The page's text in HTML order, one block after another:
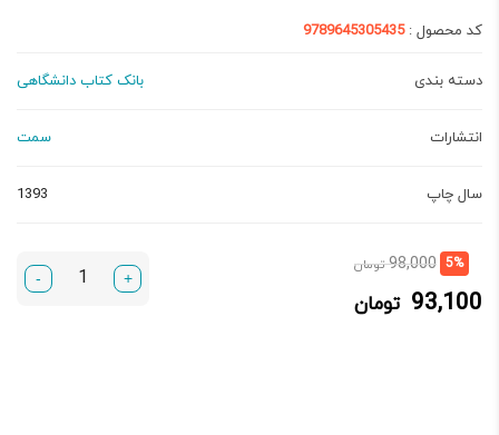
کد محصول :9789645305435
دسته بندی بانک کتاب دانشگاهی
انتشارات سمت
سال چاپ 1393
5%
98,000 تومانقیمت
93,100 تومان
قیمت
93,100 تومان.
+
-